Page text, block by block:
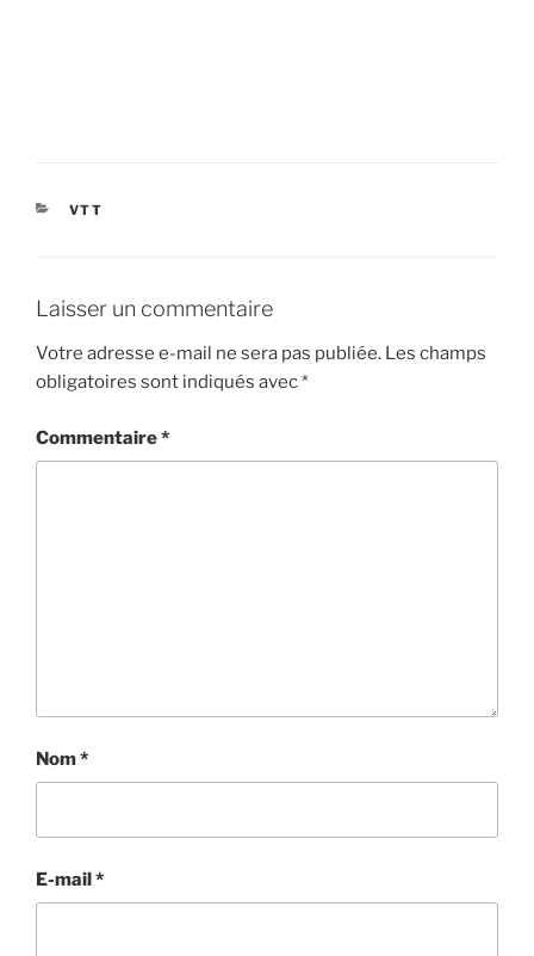
CATÉGORIES
VTT
Laisser un commentaire
Votre adresse e-mail ne sera pas publiée. Les champs
obligatoires sont indiqués avec*
Commentaire*
Nom*
E-mail*